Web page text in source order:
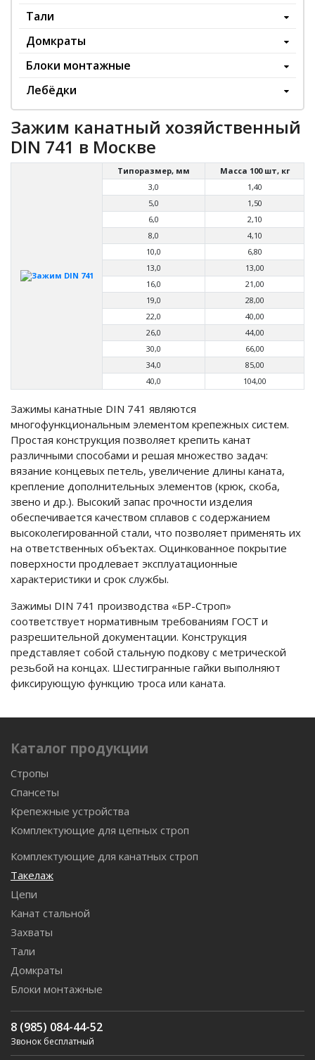
Тали
Домкраты
Блоки монтажные
Лебёдки
Зажим канатный хозяйственный
DIN 741 в Москве
Типоразмер, мм
Масса 100 шт, кг
3,0
1,40
5,0
1,50
6,0
2,10
8,0
4,10
10,0
6,80
13,0
13,00
16,0
21,00
19,0
28,00
22,0
40,00
26,0
44,00
30,0
66,00
34,0
85,00
40,0
104,00
Зажимы канатные DIN 741 являются
многофункциональным элементом крепежных систем.
Простая конструкция позволяет крепить канат
различными способами и решая множество задач:
вязание концевых петель, увеличение длины каната,
крепление дополнительных элементов (крюк, скоба,
звено и др.). Высокий запас прочности изделия
обеспечивается качеством сплавов с содержанием
высоколегированной стали, что позволяет применять их
на ответственных объектах. Оцинкованное покрытие
поверхности продлевает эксплуатационные
характеристики и срок службы.
Зажимы DIN 741 производства «БР-Строп»
соответствует нормативным требованиям ГОСТ и
разрешительной документации. Конструкция
представляет собой стальную подкову с метрической
резьбой на концах. Шестигранные гайки выполняют
фиксирующую функцию троса или каната.
Каталог продукции
Стропы
Спансеты
Крепежные устройства
Комплектующие для цепных строп
Комплектующие для канатных строп
Такелаж
Цепи
Канат стальной
Захваты
Тали
Домкраты
Блоки монтажные
8 (985) 084-44-52
Звонок бесплатный